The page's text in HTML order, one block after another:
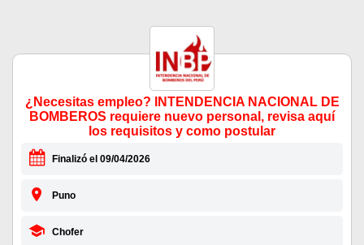
¿Necesitas empleo? INTENDENCIA NACIONAL DE
BOMBEROS requiere nuevo personal, revisa aquí
los requisitos y como postular
Finalizó el 09/04/2026
Puno
Chofer